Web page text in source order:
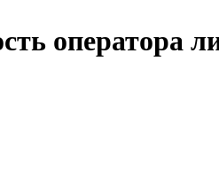
оператора